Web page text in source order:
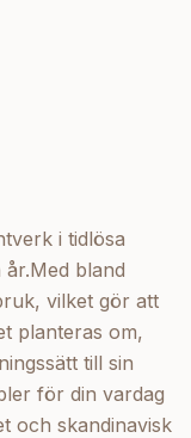
i tidlösa
bland
vilket gör att
planteras om,
till sin
för din vardag
och skandinavisk